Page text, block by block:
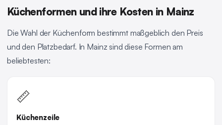
Küchenformen und ihre Kosten in Mainz
Die Wahl der Küchenform bestimmt maßgeblich den Preis
und den Platzbedarf. In Mainz sind diese Formen am
beliebtesten:
📏
Küchenzeile